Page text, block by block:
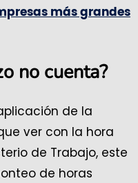
más grandes
no cuenta?
de la
ver con la hora
de Trabajo, este
de horas